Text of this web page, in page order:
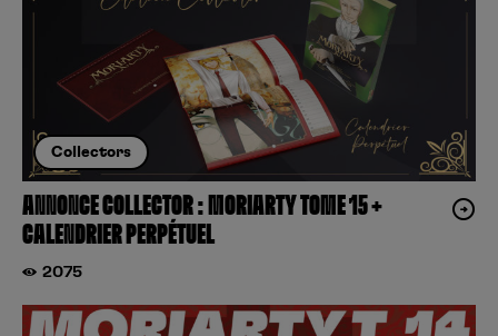
Collectors
ANNONCE COLLECTOR : MORIARTY TOME 15 +
CALENDRIER PERPÉTUEL
2075